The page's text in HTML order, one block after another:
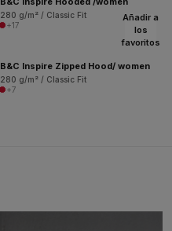
280 g/m² / Classic Fit
+17
Añadir a
los
favoritos
B&C Inspire Zipped Hood/ women
280 g/m² / Classic Fit
+7